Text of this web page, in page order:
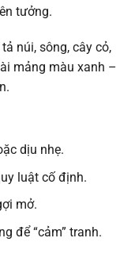
tưởng.
núi, sông, cây cỏ,
mảng màu xanh –
dịu nhẹ.
luật cố định.
mở.
để “cảm” tranh.